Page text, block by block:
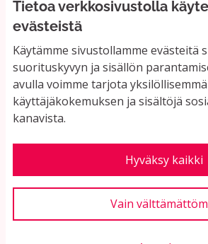
Tietoa verkkosivustolla
evästeistä
Käytämme sivustollamme evästeitä
suorituskyvyn ja sisällön
avulla voimme tarjota
käyttäjäkokemuksen ja sisältöjä
kanavista.
Hyväksy kaikki
Vain
Vaihde: 019 758 4000
Sähköpostiosoitteet:
etunimi.sukunimi@riihimaki.fi
Yhteystiedot ja usein kysyttyä
Käyttöehdot
Evästeasetukset